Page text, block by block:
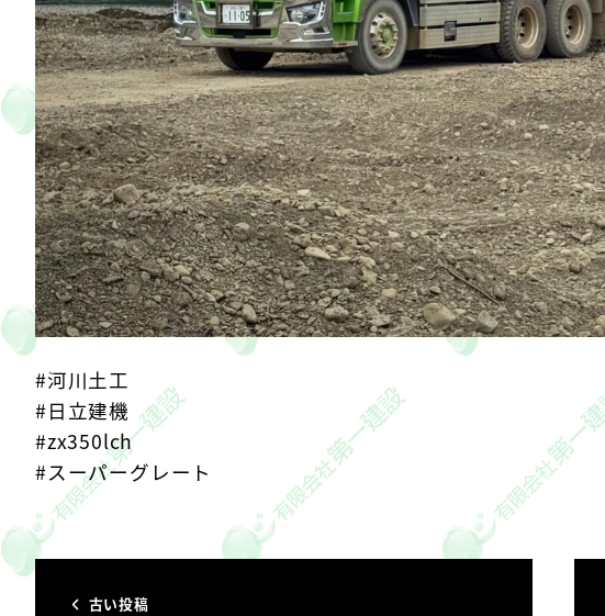
#河川土工
#日立建機
#zx350lch
#スーパーグレート
古い投稿